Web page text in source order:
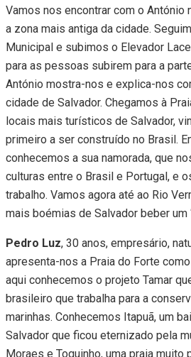
Vamos nos encontrar com o António
a zona mais antiga da cidade.
Municipal e subimos o Elevador
para as pessoas subirem para a
António mostra-nos e explica-nos
cidade de Salvador. Chegamos à
locais mais turísticos de Salvador,
primeiro a ser construído no Brasil.
conhecemos a sua namorada, que
culturas entre o Brasil e Portugal, e
trabalho. Vamos agora até ao Rio
mais boémias de Salvador beber um
Pedro Luz, 30 anos, empresário,
apresenta-nos a Praia do Forte
aqui conhecemos o projeto Tamar
brasileiro que trabalha para a
marinhas. Conhecemos Itapuã, um
Salvador que ficou eternizado pela
Moraes e Toquinho, uma praia